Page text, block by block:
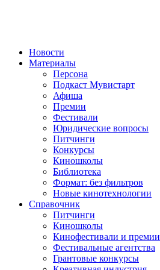
Новости
Материалы
Персона
Подкаст Мувистарт
Афиша
Премии
Фестивали
Юридические вопросы
Питчинги
Конкурсы
Киношколы
Библиотека
Формат: без фильтров
Новые кинотехнологии
Справочник
Питчинги
Киношколы
Кинофестивали и премии
Фестивальные агентства
Грантовые конкурсы